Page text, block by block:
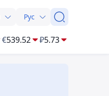
Рус
€539.52 ₽5.73